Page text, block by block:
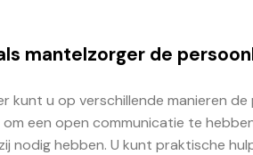
mantelzorger de
kunt u op verschillende manieren
een open communicatie te
nodig hebben. U kunt praktische